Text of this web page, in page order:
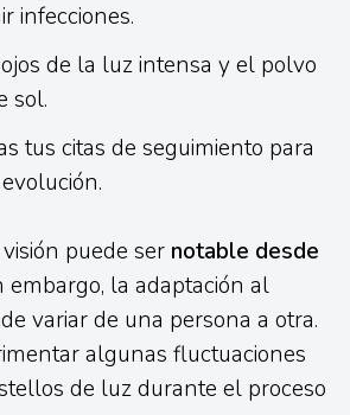
infecciones.
de la luz intensa y el polvo
sol.
tus citas de seguimiento para
puede ser notable desde
embargo, la adaptación al
variar de una persona a otra.
algunas fluctuaciones
de luz durante el proceso